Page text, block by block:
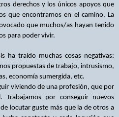
derechos y los únicos apoyos que
que encontramos en el camino. La
que muchos/as hayan tenido
para poder vivir.
ha traído muchas cosas negativas:
propuestas de trabajo, intrusismo,
economía sumergida, etc.
viviendo de una profesión, que por
Trabajamos por conseguir nuevos
locutar guste más que la de otros a